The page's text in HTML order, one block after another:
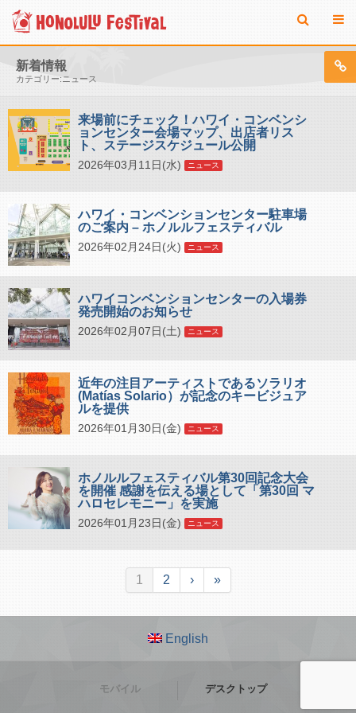
新着情報
カテゴリー:ニュース
来場前にチェック！ハワイ・コンベンシ
ョンセンター会場マップ、出店者リス
ト、ステージスケジュール公開
2026年03月11日(水) ニュース
ハワイ・コンベンションセンター駐車場
のご案内 – ホノルルフェスティバル
2026年02月24日(火) ニュース
ハワイコンベンションセンターの入場券
発売開始のお知らせ
2026年02月07日(土) ニュース
近年の注目アーティストであるソラリオ
(Matías Solario）が記念のキービジュア
ルを提供
2026年01月30日(金) ニュース
ホノルルフェスティバル第30回記念大会
を開催 感謝を伝える場として「第30回 マ
ハロセレモニー」を実施
2026年01月23日(金) ニュース
1 2 › »
English
モバイル デスクトップ